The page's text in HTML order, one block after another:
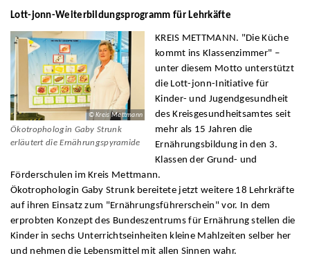
Lott-jonn-Weiterbildungsprogramm für Lehrkäfte
© Kreis Mettmann
Ökotrophologin Gaby Strunk
erläutert die Ernährungspyramide
KREIS METTMANN. "Die Küche
kommt ins Klassenzimmer" –
unter diesem Motto unterstützt
die Lott-jonn-Initiative für
Kinder- und Jugendgesundheit
des Kreisgesundheitsamtes seit
mehr als 15 Jahren die
Ernährungsbildung in den 3.
Klassen der Grund- und
Förderschulen im Kreis Mettmann.
Ökotrophologin Gaby Strunk bereitete jetzt weitere 18 Lehrkräfte
auf ihren Einsatz zum "Ernährungsführerschein" vor. In dem
erprobten Konzept des Bundeszentrums für Ernährung stellen die
Kinder in sechs Unterrichtseinheiten kleine Mahlzeiten selber her
und nehmen die Lebensmittel mit allen Sinnen wahr.